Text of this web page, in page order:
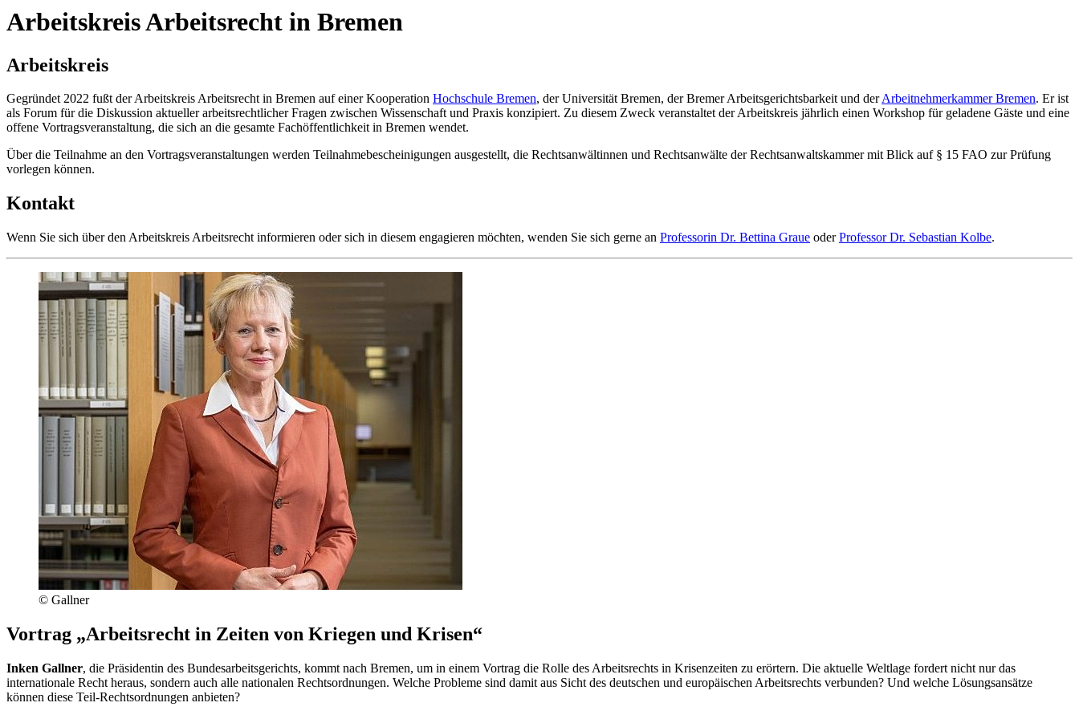
Arbeitskreis Arbeitsrecht in Bremen
Arbeitskreis
Gegründet 2022 fußt der Arbeitskreis Arbeitsrecht in Bremen auf einer Kooperation Hochschule Bremen, der Universität Bremen, der Bremer Arbeitsgerichtsbarkeit und derArbeitnehmerkammer Bremen. Er ist
als Forum für die Diskussion aktueller arbeitsrechtlicher Fragen zwischen Wissenschaft und Praxis konzipiert. Zu diesem Zweck veranstaltet der Arbeitskreis jährlich einen Workshop für geladene Gäste und eine
offene Vortragsveranstaltung, die sich an die gesamte Fachöffentlichkeit in Bremen wendet.
Über die Teilnahme an den Vortragsveranstaltungen werden Teilnahmebescheinigungen ausgestellt, die Rechtsanwältinnen und Rechtsanwälte der Rechtsanwaltskammer mit Blick auf § 15 FAO zur Prüfung
vorlegen können.
Kontakt
Wenn Sie sich über den Arbeitskreis Arbeitsrecht informieren oder sich in diesem engagieren möchten, wenden Sie sich gerne an Professorin Dr. Bettina Graue oderProfessor Dr. Sebastian Kolbe.
© Gallner
Vortrag „Arbeitsrecht in Zeiten von Kriegen und Krisen“
Inken Gallner, die Präsidentin des Bundesarbeitsgerichts, kommt nach Bremen, um in einem Vortrag die Rolle des Arbeitsrechts in Krisenzeiten zu erörtern. Die aktuelle Weltlage fordert nicht nur das
internationale Recht heraus, sondern auch alle nationalen Rechtsordnungen. Welche Probleme sind damit aus Sicht des deutschen und europäischen Arbeitsrechts verbunden? Und welche Lösungsansätze
können diese Teil-Rechtsordnungen anbieten?